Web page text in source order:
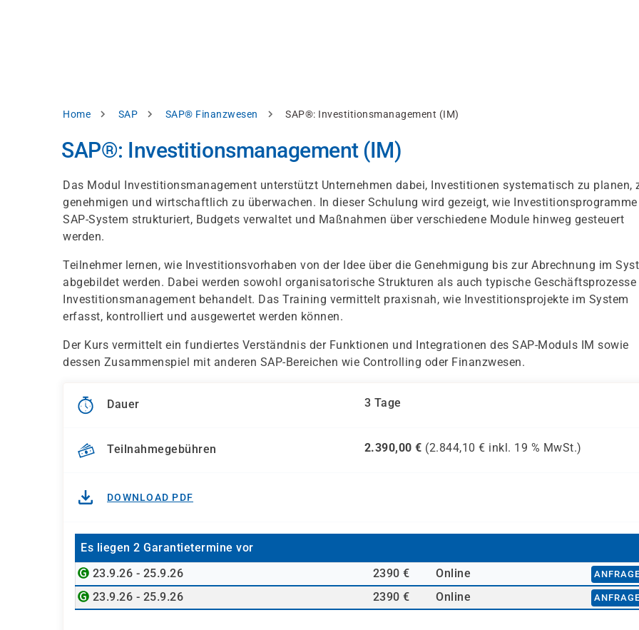
Pfadnavigation
Home SAP SAP® Finanzwesen SAP®: Investitionsmanagement (IM)
SAP®: Investitionsmanagement (IM)
Das Modul Investitionsmanagement unterstützt Unternehmen dabei, Investitionen systematisch zu planen,
genehmigen und wirtschaftlich zu überwachen. In dieser Schulung wird gezeigt, wie
SAP-System strukturiert, Budgets verwaltet und Maßnahmen über verschiedene Module hinweg gesteuert
werden.
Teilnehmer lernen, wie Investitionsvorhaben von der Idee über die Genehmigung bis zur Abrechnung im
abgebildet werden. Dabei werden sowohl organisatorische Strukturen als auch typische Geschäftsprozesse
Investitionsmanagement behandelt. Das Training vermittelt praxisnah, wie Investitionsprojekte im System
erfasst, kontrolliert und ausgewertet werden können.
Der Kurs vermittelt ein fundiertes Verständnis der Funktionen und Integrationen des SAP-Moduls IM sowie
dessen Zusammenspiel mit anderen SAP-Bereichen wie Controlling oder Finanzwesen.
Dauer 3 Tage
Teilnahmegebühren 2.390,00 € (2.844,10 € inkl. 19 % MwSt.)
DOWNLOAD PDF
Es liegen 2 Garantietermine vor
23.9.26 - 25.9.26
2390 € Online
23.9.26 - 25.9.26 2390 € Online
akzeptieren